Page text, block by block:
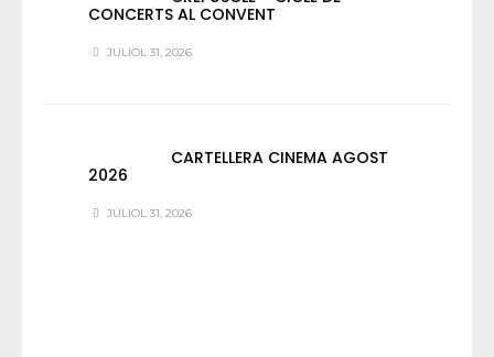
CONCERTS AL CONVENT
JULIOL 31, 2026
CARTELLERA CINEMA AGOST
2026
JULIOL 31, 2026